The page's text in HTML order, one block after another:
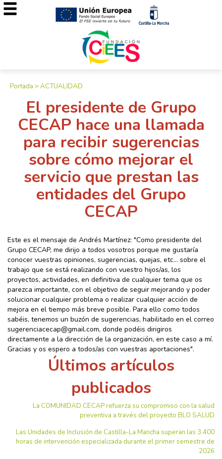
Portada >ACTUALIDAD
El presidente de Grupo
CECAP hace una llamada
para recibir sugerencias
sobre cómo mejorar el
servicio que prestan las
entidades del Grupo
CECAP
Este es el mensaje de Andrés Martínez: "Como presidente del
Grupo CECAP, me dirijo a todos vosotros porque me gustaría
conocer vuestras opiniones, sugerencias, quejas, etc... sobre el
trabajo que se está realizando con vuestro hijos/as, los
proyectos, actividades, en definitiva de cualquier tema que os
parezca importante, con el objetivo de seguir mejorando y poder
solucionar cualquier problema o realizar cualquier acción de
mejora en el tiempo más breve posible. Para ello como todos
sabéis, tenemos un buzón de sugerencias, habilitado en el correo
sugerenciacecap@gmail.com, donde podéis dirigiros
directamente a la dirección de la organización, en este caso a mí.
Gracias y os espero a todos/as con vuestras aportaciones".
Últimos artículos
publicados
La COMUNIDAD CECAP refuerza su compromiso con la salud
preventiva a través del proyecto BLO SALUD
Las Unidades de Inclusión de Castilla-La Mancha superan las 3.400
horas de intervención especializada durante el primer semestre de
2026